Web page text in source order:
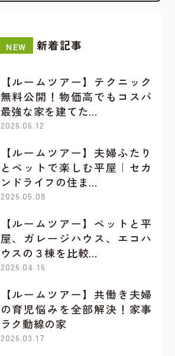
NEW 新着記事
【ルームツアー】テクニック
無料公開！物価高でもコスパ
最強な家を建てた…
2026.06.12
【ルームツアー】夫婦ふたり
とペットで楽しむ平屋｜セカ
ンドライフの住ま…
2026.05.08
【ルームツアー】ペットと平
屋、ガレージハウス、エコハ
ウスの３棟を比較…
2026.04.16
【ルームツアー】共働き夫婦
の育児悩みを全部解決！家事
ラク動線の家
2026.03.17